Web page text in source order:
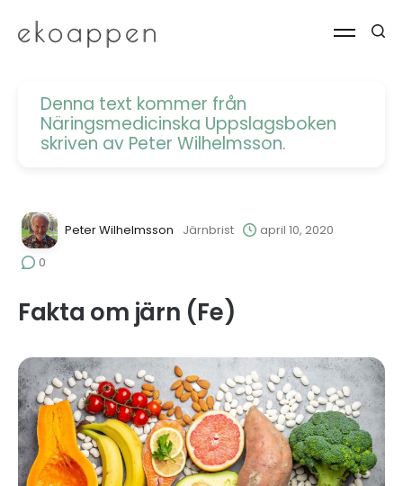
Denna text kommer från
Näringsmedicinska Uppslagsboken
skriven av Peter Wilhelmsson.
Peter Wilhelmsson Järnbrist
april 10, 2020
0
Fakta om järn (Fe)